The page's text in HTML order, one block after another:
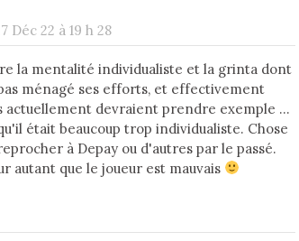
Déc 22 à 19 h 28
la mentalité individualiste et la grinta dont
ménagé ses efforts, et effectivement
actuellement devraient prendre exemple ...
était beaucoup trop individualiste. Chose
à Depay ou d'autres par le passé.
autant que le joueur est mauvais